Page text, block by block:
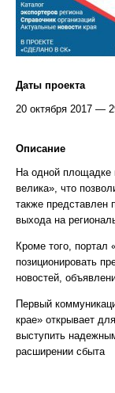
Даты проекта
20 октября 2017 —
Описание
На одной площадке
велика», что
также представлен
выхода на
Кроме того, портал
позиционировать
новостей,
Первый
крае» открывает
выступить
расширении сбыта